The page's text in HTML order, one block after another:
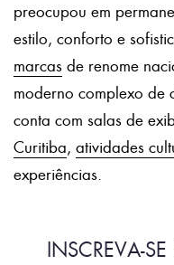
preocupou em
estilo, conforto e
marcas de renome
moderno complexo de
conta com salas de
Curitiba, atividades
experiências.
INSCREVA-